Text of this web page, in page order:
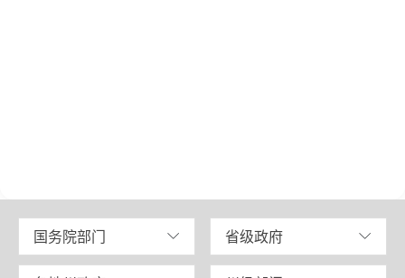
国务院部门 省级政府